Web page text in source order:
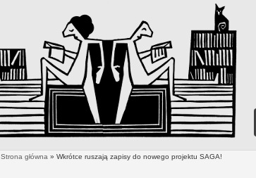
Strona główna » Wkrótce ruszają zapisy do nowego projektu SAGA!